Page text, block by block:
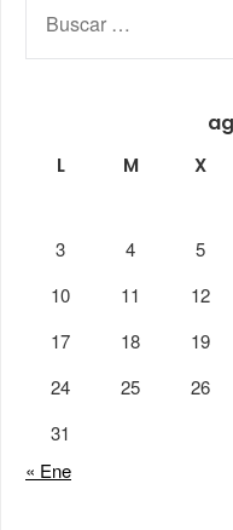
L M X
3
4 5
10
11 12
17
18 19
24
25 26
31
« Ene